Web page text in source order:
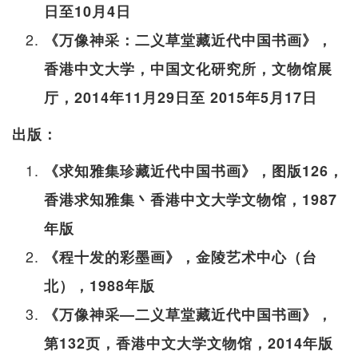
日至10月4日
《万像神采：二义草堂藏近代中国书画》，
香港中文大学，中国文化研究所，文物馆展
厅，2014年11月29日至 2015年5月17日
出版：
《求知雅集珍藏近代中国书画》，图版126，
香港求知雅集丶香港中文大学文物馆，1987
年版
《程十发的彩墨画》，金陵艺术中心（台
北），1988年版
《万像神采—二义草堂藏近代中国书画》，
第132页，香港中文大学文物馆，2014年版